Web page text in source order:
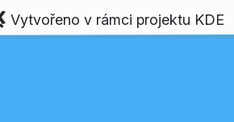
Vytvořeno v rámci projektu KDE